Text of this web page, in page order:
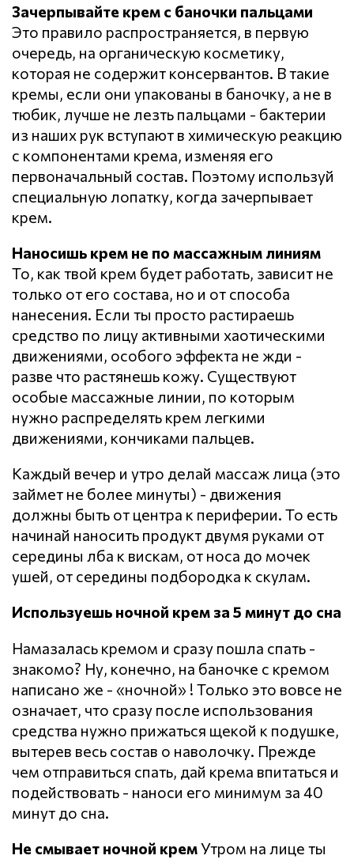
Зачерпывайте крем с баночки пальцами
Это правило распространяется, в первую
очередь, на органическую косметику,
которая не содержит консервантов. В такие
кремы, если они упакованы в баночку, а не в
тюбик, лучше не лезть пальцами - бактерии
из наших рук вступают в химическую реакцию
с компонентами крема, изменяя его
первоначальный состав. Поэтому используй
специальную лопатку, когда зачерпывает
крем.
Наносишь крем не по массажным линиям
То, как твой крем будет работать, зависит не
только от его состава, но и от способа
нанесения. Если ты просто растираешь
средство по лицу активными хаотическими
движениями, особого эффекта не жди -
разве что растянешь кожу. Существуют
особые массажные линии, по которым
нужно распределять крем легкими
движениями, кончиками пальцев.
Каждый вечер и утро делай массаж лица (это
займет не более минуты) - движения
должны быть от центра к периферии. То есть
начинай наносить продукт двумя руками от
середины лба к вискам, от носа до мочек
ушей, от середины подбородка к скулам.
Используешь ночной крем за 5 минут до сна
Намазалась кремом и сразу пошла спать -
знакомо? Ну, конечно, на баночке с кремом
написано же - «ночной» ! Только это вовсе не
означает, что сразу после использования
средства нужно прижаться щекой к подушке,
вытерев весь состав о наволочку. Прежде
чем отправиться спать, дай крема впитаться и
подействовать - наноси его минимум за 40
минут до сна.
Не смывает ночной кремУтром на лице ты